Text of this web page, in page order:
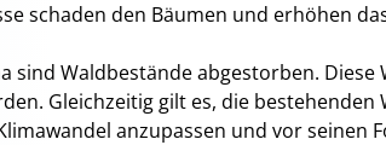
schaden den Bäumen und erhöhen
sind Waldbestände abgestorben. Diese
Gleichzeitig gilt es, die bestehenden
anzupassen und vor seinen